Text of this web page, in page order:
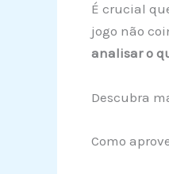
É crucial
jogo não
analisar o
Descubra
Como